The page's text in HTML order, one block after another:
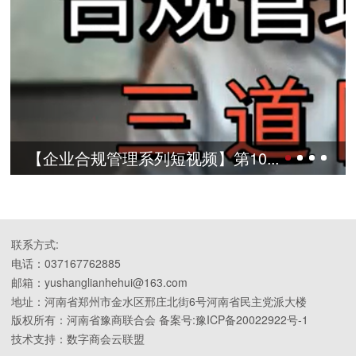
规管理系列短视频】第10... 【企业
联系方式:
电话：037167762885
邮箱：yushanglianhehui@163.com
地址：河南省郑州市金水区邢庄北街6号河南省民主党派大楼
版权所有：河南省豫商联合会 备案号:豫ICP备20022922号-1
技术支持：数字商会云联盟